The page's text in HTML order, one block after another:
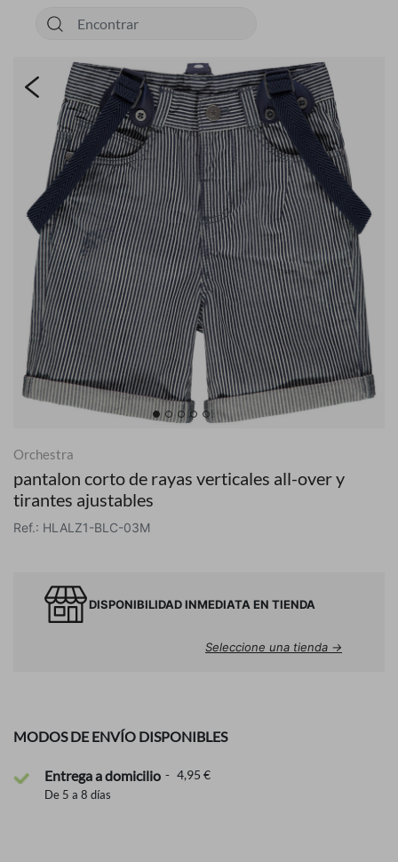
Orchestra
pantalon corto de rayas verticales all-over y
tirantes ajustables
Ref.: HLALZ1-BLC-03M
DISPONIBILIDAD INMEDIATA EN TIENDA
Seleccione una tienda →
MODOS DE ENVÍO DISPONIBLES
Entrega a domicilio 4,95 €
De 5 a 8 días